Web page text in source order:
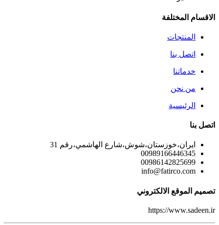
الاقسام المختلفة
المنتجات
اتصل بنا
خدماتنا
من نحن
الرئيسية
اتصل بنا
ايران،خوزستان،شوش،شارع الهاشمي،رقم 31
00989166446345
00986142825699
info@fatirco.com
تصميم الموقع الالكتروني
https://www.sadeen.ir